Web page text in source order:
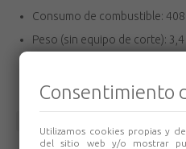
Consumo de combustible: 408
Peso (sin equipo de corte): 3,4
Consentimiento
Utilizamos cookies propias y
del sitio web y/o mostrar